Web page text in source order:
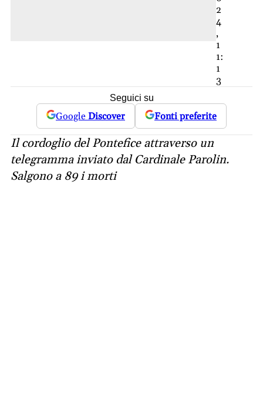
2
4
,
1
1:
1
3
Seguici su
Google Discover Fonti preferite
Il cordoglio del Pontefice attraverso un
telegramma inviato dal Cardinale Parolin.
Salgono a 89 i morti